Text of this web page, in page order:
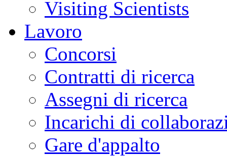
Visiting Scientists
Lavoro
Concorsi
Contratti di ricerca
Assegni di ricerca
Incarichi di
Gare d'appalto